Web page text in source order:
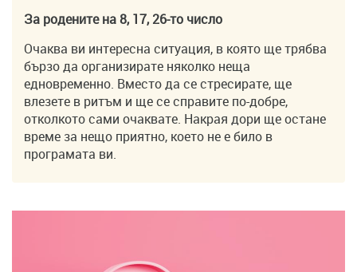
За родените на 8, 17, 26-то число
Очаква ви интересна ситуация, в която ще трябва
бързо да организирате няколко неща
едновременно. Вместо да се стресирате, ще
влезете в ритъм и ще се справите по-добре,
отколкото сами очаквате. Накрая дори ще остане
време за нещо приятно, което не е било в
програмата ви.